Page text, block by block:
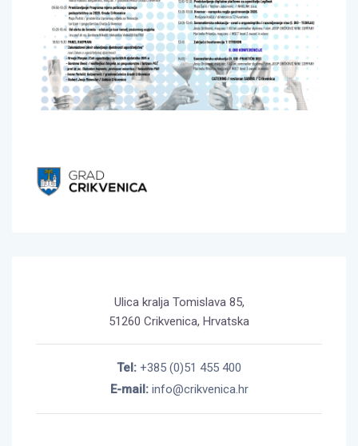
Ulica kralja Tomislava 85,
51260 Crikvenica, Hrvatska
Tel: +385 (0)51 455 400
E-mail:info@crikvenica.hr